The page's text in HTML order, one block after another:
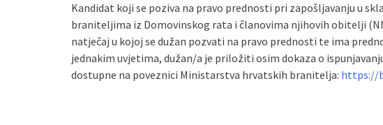
Kandidat koji se poziva na pravo prednosti pri zapošljavanju u
braniteljima iz Domovinskog rata i članovima njihovih obitelji
natječaj u kojoj se dužan pozvati na pravo prednosti te ima
jednakim uvjetima, dužan/a je priložiti osim dokaza o
dostupne na poveznici Ministarstva hrvatskih branitelja: https://